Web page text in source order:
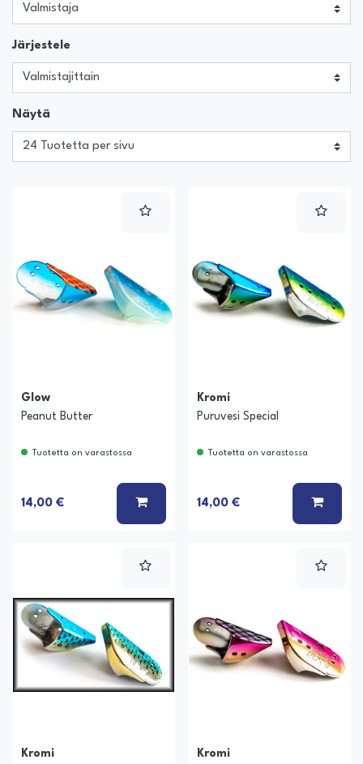
Järjestele
Näytä
Glow
Peanut Butter
Tuotetta on varastossa
14,00 € LISÄÄ KORIIN
Kromi
Puruvesi Special
Tuotetta on varastossa
14,00 € LISÄÄ
Kromi
Kromi